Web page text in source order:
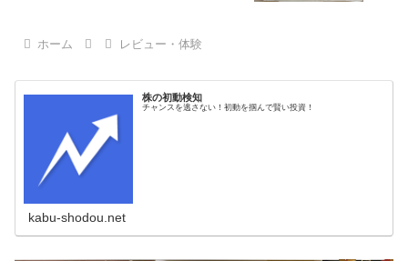
ホーム レビュー・体験
株の初動検知
チャンスを逃さない！初動を掴んで賢い投資！
kabu-shodou.net